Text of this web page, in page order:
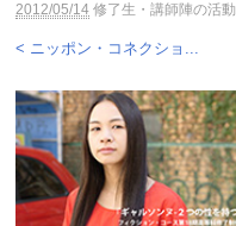
2012/05/14 修了生・講師陣の活動
< ニッポン・コネクショ...